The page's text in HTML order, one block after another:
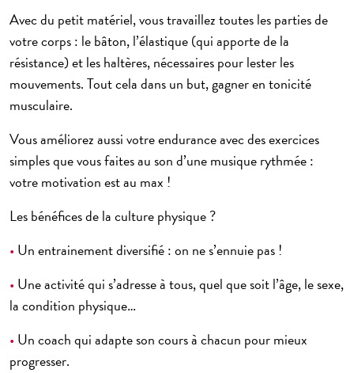
Avec du petit matériel, vous travaillez toutes les parties de
votre corps : le bâton, l’élastique (qui apporte de la
résistance) et les haltères, nécessaires pour lester les
mouvements. Tout cela dans un but, gagner en tonicité
musculaire.
Vous améliorez aussi votre endurance avec des exercices
simples que vous faites au son d’une musique rythmée :
votre motivation est au max !
Les bénéfices de la culture physique ?
• Un entrainement diversifié : on ne s’ennuie pas !
• Une activité qui s’adresse à tous, quel que soit l’âge, le sexe,
la condition physique…
• Un coach qui adapte son cours à chacun pour mieux
progresser.